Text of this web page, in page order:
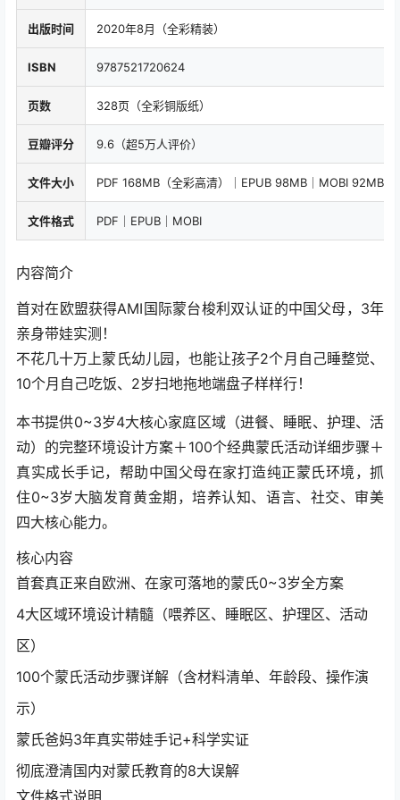
出版时间 2020年8月（全彩精装）
ISBN 9787521720624
页数 328页（全彩铜版纸）
豆瓣评分 9.6（超5万人评价）
文件大小 PDF 168MB（全彩高清）｜EPUB 98MB｜MOBI 92MB
文件格式 PDF｜EPUB｜MOBI
内容简介
首对在欧盟获得AMI国际蒙台梭利双认证的中国父母，3年
亲身带娃实测！
不花几十万上蒙氏幼儿园，也能让孩子2个月自己睡整觉、
10个月自己吃饭、2岁扫地拖地端盘子样样行！
本书提供0~3岁4大核心家庭区域（进餐、睡眠、护理、活
动）的完整环境设计方案＋100个经典蒙氏活动详细步骤＋
真实成长手记，帮助中国父母在家打造纯正蒙氏环境，抓
住0~3岁大脑发育黄金期，培养认知、语言、社交、审美
四大核心能力。
核心内容
首套真正来自欧洲、在家可落地的蒙氏0~3岁全方案
4大区域环境设计精髓（喂养区、睡眠区、护理区、活动
区）
100个蒙氏活动步骤详解（含材料清单、年龄段、操作演
示）
蒙氏爸妈3年真实带娃手记+科学实证
彻底澄清国内对蒙氏教育的8大误解
文件格式说明